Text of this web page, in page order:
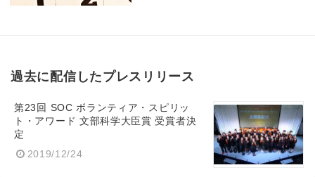
過去に配信したプレスリリース
第23回 SOC ボランティア・スピリッ
ト・アワード 文部科学大臣賞 受賞者決
定
2019/12/24